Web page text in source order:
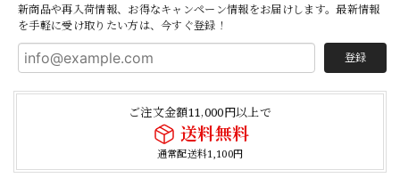
新商品や再入荷情報、お得なキャンペーン情報をお届けします。最新情報
を手軽に受け取りたい方は、今すぐ登録！
登録
ご注文金額11,000円以上で
送料無料
通常配送料1,100円